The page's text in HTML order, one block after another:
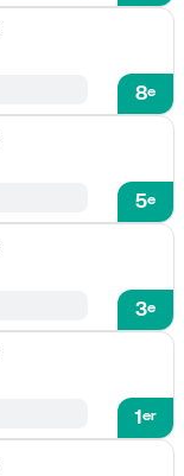
8e
5e
3e
1er